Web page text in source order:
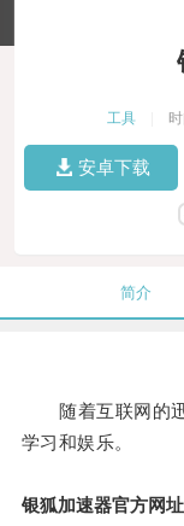
工具
安卓下载
简介
随着互联网的迅
学习和娱乐。
银狐加速器官方网址